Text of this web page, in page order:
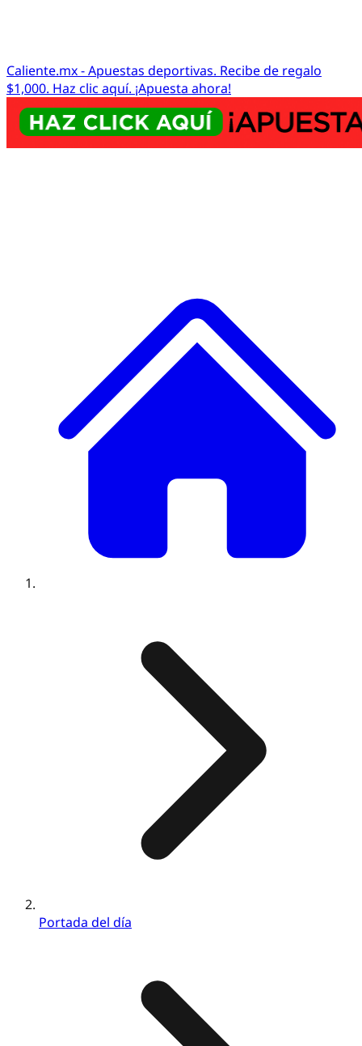
Caliente.mx - Apuestas deportivas. Recibe de regalo
$1,000. Haz clic aquí. ¡Apuesta ahora!
Portada del día